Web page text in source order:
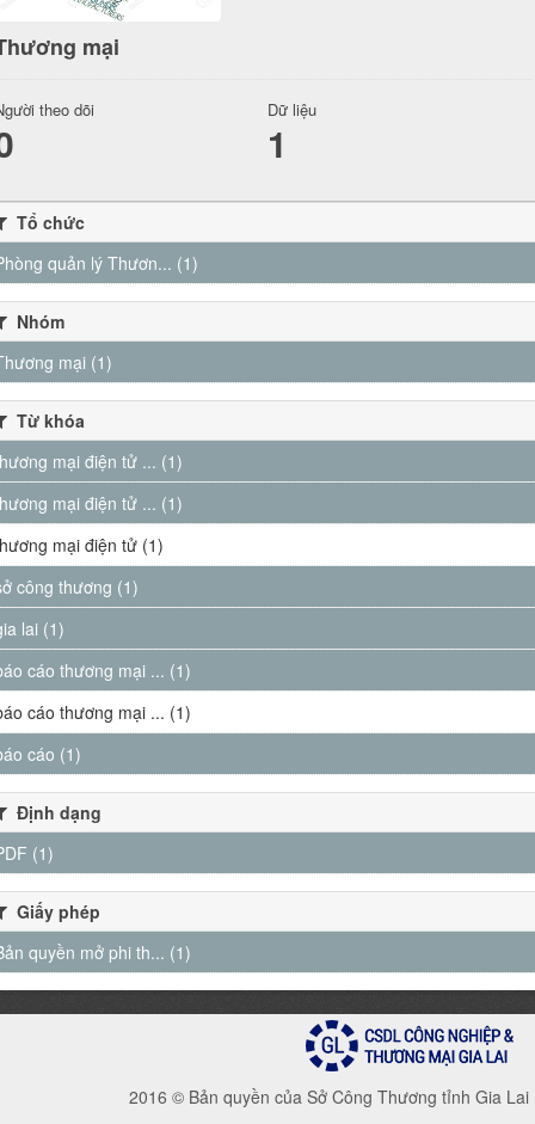
mại
theo dõi Dữ liệu
1
Tổ chức
quản lý Thươn... (1)
Nhóm
mại (1)
Từ khóa
mại điện tử ... (1)
mại điện tử ... (1)
mại điện tử (1)
công thương (1)
lai (1)
cáo thương mại ... (1)
cáo thương mại ... (1)
cáo (1)
Định dạng
(1)
Giấy phép
quyền mở phi th... (1)
2016 © Bản quyền của Sở Công Thương tỉnh Gia Lai